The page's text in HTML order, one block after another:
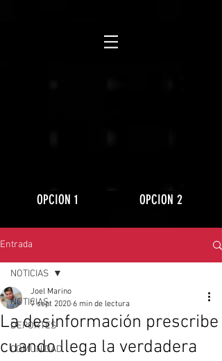
OPCION 1 OPCION 2
Entrada
NOTICIAS
DEPORTES
COMUNIDAD
NOTICIAS
La desinformación prescribe
cuando llega la verdadera
Joel Marino
7 sept 2020 6 min de lectura